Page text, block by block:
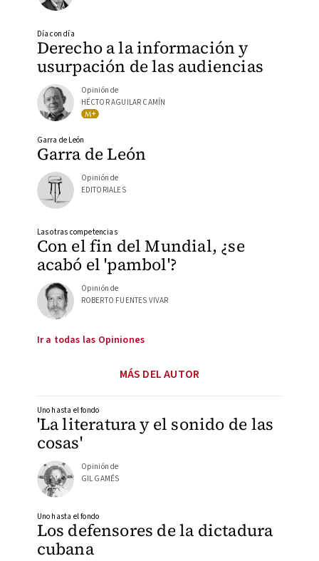
Derecho a la información y
usurpación de las audiencias
Día con día
Opinión de
HÉCTOR AGUILAR CAMÍN
Garra de León
Garra de León
Opinión de
EDITORIALES
Con el fin del Mundial, ¿se
acabó el 'pambol'?
Las otras competencias
Opinión de
ROBERTO FUENTES VIVAR
Ir a todas las Opiniones
MÁS DEL AUTOR
'La literatura y el sonido de las
cosas'
Uno hasta el fondo
Opinión de
GIL GAMÉS
Los defensores de la dictadura
cubana
Uno hasta el fondo